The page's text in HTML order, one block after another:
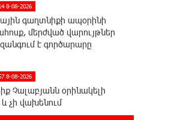
8-08-2026
գաղտնիքի ապօրինի
մերժված վարույթներ
է գործարարը
8-08-2026
Չալաբյանն օրինակելի
և չի վախենում